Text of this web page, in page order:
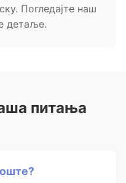
Погледајте наш
детаље.
питања